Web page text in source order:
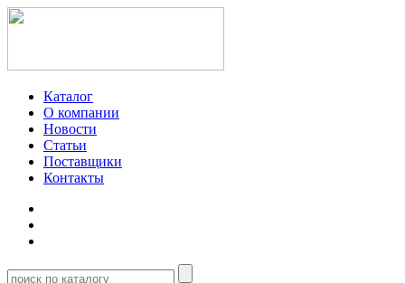
Каталог
О компании
Новости
Статьи
Поставщики
Контакты